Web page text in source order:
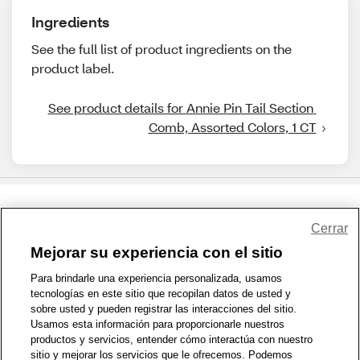
Ingredients
See the full list of product ingredients on the
product label.
See product details for Annie Pin Tail Section
Comb, Assorted Colors, 1 CT
1-800-679-9691 | Contáctenos | Términos de Uso | Accesibilidad
Política de Privacidad | WA Privacy Policy | Mapa del sitio
Zona de Bienestar | © 1999 - 2026 CVS.com
Mejorar su experiencia con el sitio
Para brindarle una experiencia personalizada, usamos
tecnologías en este sitio que recopilan datos de usted y
sobre usted y pueden registrar las interacciones del sitio.
Usamos esta información para proporcionarle nuestros
productos y servicios, entender cómo interactúa con nuestro
sitio y mejorar los servicios que le ofrecemos. Podemos
Cerrar